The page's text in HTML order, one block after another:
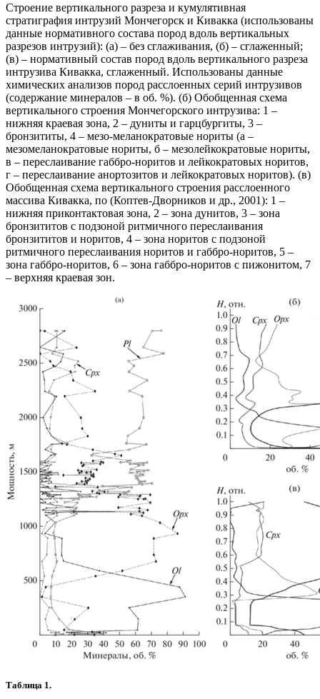
Строение вертикального разреза и кумулятивная
стратиграфия интрузий Мончегорск и Кивакка (использованы
данные нормативного состава пород вдоль вертикальных
разрезов интрузий): (а) – без сглаживания, (б) – сглаженный;
(в) – нормативный состав пород вдоль вертикального разреза
интрузива Кивакка, сглаженный. Использованы данные
химических анализов пород расслоенных серий интрузивов
(содержание минералов – в об. %). (б) Обобщенная схема
вертикального строения Мончегорского интрузива: 1 –
нижняя краевая зона, 2 – дуниты и гарцбургиты, 3 –
бронзититы, 4 – мезо-меланократовые нориты (а –
мезомеланократовые нориты, б – мезолейкократовые нориты,
в – переслаивание габбро-норитов и лейкократовых норитов,
г – переслаивание анортозитов и лейкократовых норитов). (в)
Обобщенная схема вертикального строения расслоенного
массива Кивакка, по (Коптев-Дворников и др., 2001): 1 –
нижняя приконтактовая зона, 2 – зона дунитов, 3 – зона
бронзититов с подзоной ритмичного переслаивания
бронзититов и норитов, 4 – зона норитов с подзоной
ритмичного переслаивания норитов и габбро-норитов, 5 –
зона габбро-норитов, 6 – зона габбро-норитов с пижонитом, 7
– верхняя краевая зон.
Таблица 1.